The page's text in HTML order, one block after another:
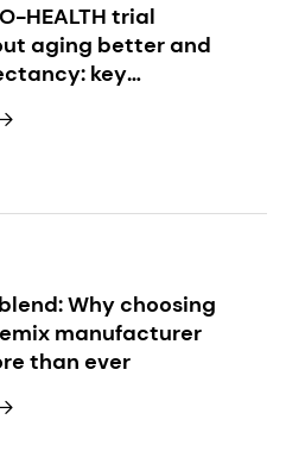
HEALTH trial
aging better and
key
Why choosing
manufacturer
than ever